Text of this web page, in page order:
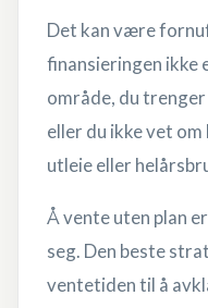
Det kan være
finansieringen ikke
område, du
eller du ikke vet
utleie eller
Å vente uten plan
seg. Den beste
ventetiden til å